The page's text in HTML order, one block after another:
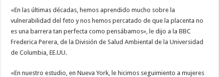
«En las últimas décadas, hemos aprendido mucho sobre la
vulnerabilidad del feto y nos hemos percatado de que la placenta no
es una barrera tan perfecta como pensábamos», le dijo a la BBC
Frederica Perera, de la División de Salud Ambiental de la Universidad
de Columbia, EE.UU.
«En nuestro estudio, en Nueva York, le hicimos seguimiento a mujeres